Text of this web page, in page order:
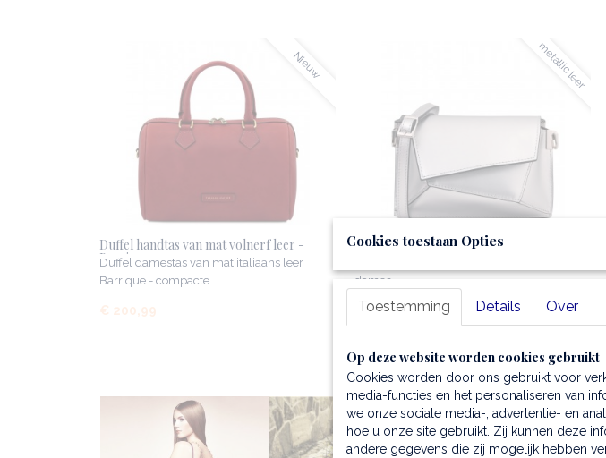
Nieuw
Duffel handtas van mat volnerf leer -
Barrique
Duffel damestas van mat italiaans leer
Barrique - compacte…
€ 200,99
metallic leer
Schoudertas van metallic leer
dames -…
€ 115,99
Cookies toestaan Opties
Toestemming Details Over
Op deze website worden cookies gebruikt
Cookies worden door ons gebruikt voor
media-functies en het personaliseren van
we onze sociale media-, advertentie- en
hoe u onze site gebruikt. Zij kunnen deze
andere gegevens die zij mogelijk hebben